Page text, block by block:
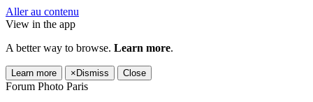
Aller au contenu
View in the app
A better way to browse. Learn more.
Learn more × Dismiss Close
Forum Photo Paris